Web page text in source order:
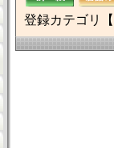
登録カテゴリ【